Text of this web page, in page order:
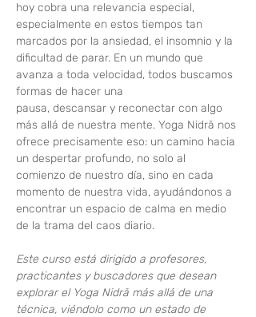
hoy cobra una relevancia especial,
especialmente en estos tiempos tan
marcados por la ansiedad, el insomnio y la
dificultad de parar. En un mundo que
avanza a toda velocidad, todos buscamos
formas de hacer una
pausa, descansar y reconectar con algo
más allá de nuestra mente. Yoga Nidrā nos
ofrece precisamente eso: un camino hacia
un despertar profundo, no solo al
comienzo de nuestro día, sino en cada
momento de nuestra vida, ayudándonos a
encontrar un espacio de calma en medio
de la trama del caos diario.
Este curso está dirigido a profesores,
practicantes y buscadores que desean
explorar el Yoga Nidrā más allá de una
técnica, viéndolo como un estado de